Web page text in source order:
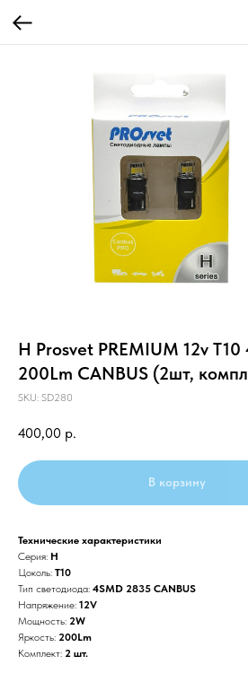
H Prosvet PREMIUM 12v
200Lm CANBUS (2шт,
SKU: SD280
400,00 р.
В корзину
Технические характеристики
Серия: H
Цоколь: T10
Тип светодиода: 4SMD 2835 CANBUS
Напряжение: 12V
Мощность: 2W
Яркость: 200Lm
Комплект: 2 шт.